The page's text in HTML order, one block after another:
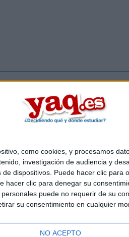
como cookies, y procesamos
investigación de audiencia y
dispositivos. Puede hacer clic
clic para denegar su
puede no requerir de su
su consentimiento en cualquier
NO ACEPTO
Quiénes somos|Contactar|Anúnciate
de privacidad|Condiciones generales
S.L.- Diego de León 47 - 28006